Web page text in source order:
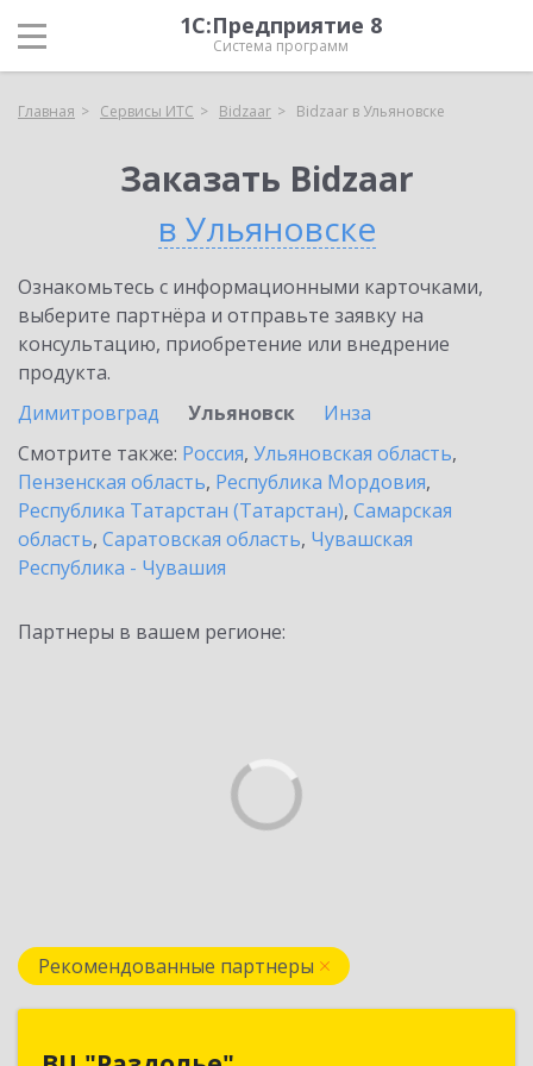
1С:Предприятие 8
Система программ
Главная Сервисы ИТС Bidzaar Bidzaar в Ульяновске
Заказать Bidzaar
в Ульяновске
Ознакомьтесь с информационными карточками,
выберите партнёра и отправьте заявку на
консультацию, приобретение или внедрение
продукта.
Димитровград
Ульяновск
Инза
Смотрите также: Россия, Ульяновская область,
Пензенская область, Республика Мордовия,
Республика Татарстан (Татарстан), Самарская
область, Саратовская область, Чувашская
Республика - Чувашия
Партнеры в вашем регионе:
Рекомендованные партнеры